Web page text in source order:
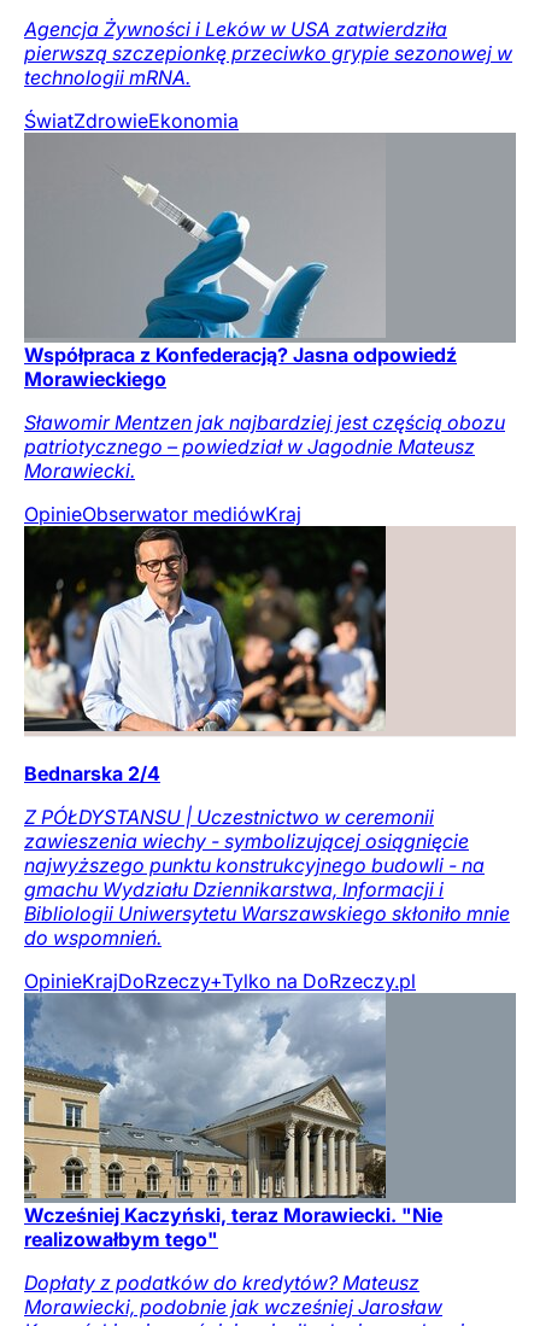
Agencja Żywności i Leków w USA zatwierdziła
pierwszą szczepionkę przeciwko grypie sezonowej w
technologii mRNA.
ŚwiatZdrowieEkonomia
Współpraca z Konfederacją? Jasna odpowiedź
Morawieckiego
Sławomir Mentzen jak najbardziej jest częścią obozu
patriotycznego – powiedział w Jagodnie Mateusz
Morawiecki.
OpinieObserwator mediówKraj
Bednarska 2/4
Z PÓŁDYSTANSU | Uczestnictwo w ceremonii
zawieszenia wiechy - symbolizującej osiągnięcie
najwyższego punktu konstrukcyjnego budowli - na
gmachu Wydziału Dziennikarstwa, Informacji i
Bibliologii Uniwersytetu Warszawskiego skłoniło mnie
do wspomnień.
OpinieKrajDoRzeczy+Tylko na DoRzeczy.pl
Wcześniej Kaczyński, teraz Morawiecki. "Nie
realizowałbym tego"
Dopłaty z podatków do kredytów? Mateusz
Morawiecki, podobnie jak wcześniej Jarosław